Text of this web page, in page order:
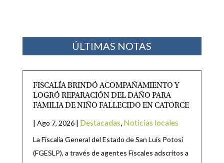
ÚLTIMAS NOTAS
FISCALÍA BRINDÓ ACOMPAÑAMIENTO Y
LOGRÓ REPARACIÓN DEL DAÑO PARA
FAMILIA DE NIÑO FALLECIDO EN CATORCE
| Ago 7, 2026 | Destacadas, Noticias locales
La Fiscalía General del Estado de San Luis Potosí
(FGESLP), a través de agentes Fiscales adscritos a